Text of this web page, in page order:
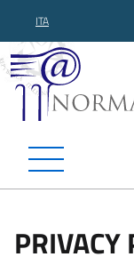
ITA
PRIVACY